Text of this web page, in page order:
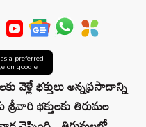
a preferred
on google
వెళ్లే భక్తులు అన్నప్రసాదాన్ని
భక్తులకు తిరుమల